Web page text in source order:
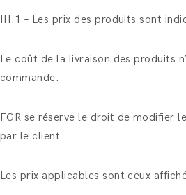
III.1 – Les prix des produits sont
Le coût de la livraison des produits
commande.
FGR se réserve le droit de modifier
par le client.
Les prix applicables sont ceux